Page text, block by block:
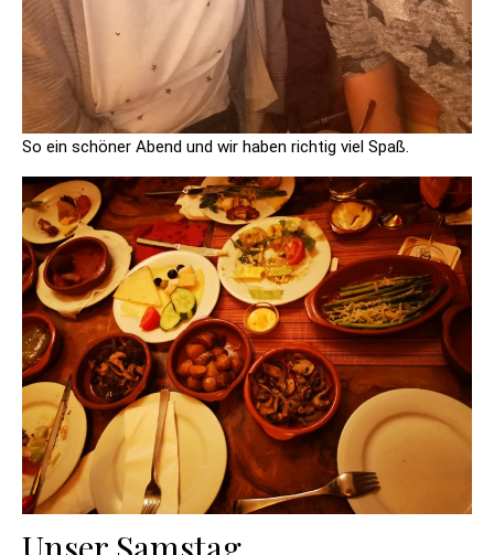
So ein schöner Abend und wir haben richtig viel Spaß.